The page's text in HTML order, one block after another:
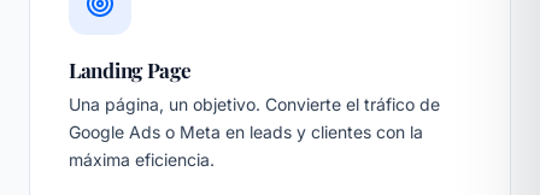
Landing Page
Una página, un objetivo. Convierte el tráfico de
Google Ads o Meta en leads y clientes con la
máxima eficiencia.